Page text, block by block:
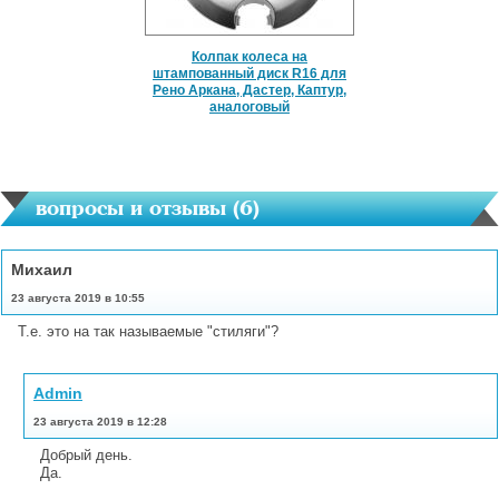
Колпак колеса на
штампованный диск R16 для
Рено Аркана, Дастер, Каптур,
аналоговый
вопросы и отзывы (6)
Михаил
23 августа 2019 в 10:55
Т.е. это на так называемые "стиляги"?
Admin
23 августа 2019 в 12:28
Добрый день.
Да.